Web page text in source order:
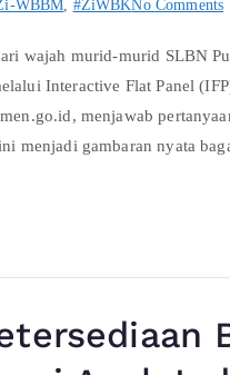
WBBM, #ZiWBKNo Comments
wajah murid-murid SLBN
Interactive Flat Panel
menjawab
menjadi gambaran nyata